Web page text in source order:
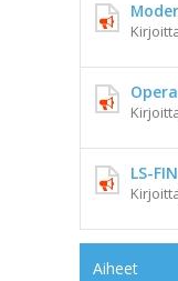
LS-
Aiheet